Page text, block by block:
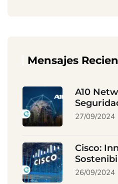
Mensajes
A10
27/09/2024
Cisco:
26/09/2024